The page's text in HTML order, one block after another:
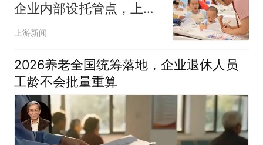
企业内部设托管点，上班
带娃两不误
上游新闻
2026养老全国统筹落地，企业退休人员
工龄不会批量重算